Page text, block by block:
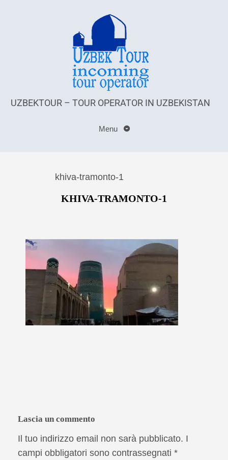
UZBEKTOUR – TOUR OPERATOR IN UZBEKISTAN
Menu
khiva-tramonto-1
KHIVA-TRAMONTO-1
Lascia un commento
Il tuo indirizzo email non sarà pubblicato. I
campi obbligatori sono contrassegnati *